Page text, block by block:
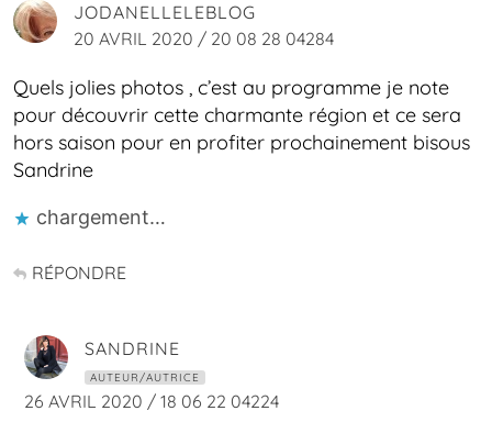
JODANELLELEBLOG
20 AVRIL 2020 / 20 08 28 04284
Quels jolies photos , c’est au programme je note
pour découvrir cette charmante région et ce sera
hors saison pour en profiter prochainement bisous
Sandrine
chargement…
RÉPONDRE
SANDRINE
AUTEUR/AUTRICE
26 AVRIL 2020 / 18 06 22 04224